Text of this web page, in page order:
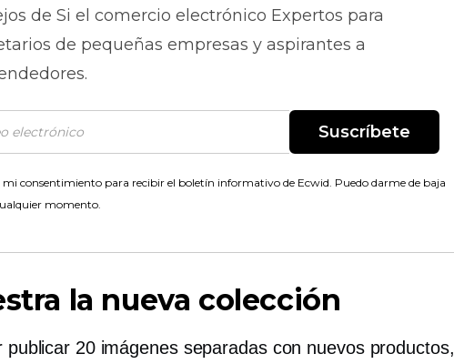
de Si el comercio electrónico Expertos para
de pequeñas empresas y aspirantes a
Suscríbete
mi consentimiento para recibir el boletín informativo de Ecwid. Puedo darme de baja
momento.
la nueva colección
publicar 20 imágenes separadas con nuevos productos,